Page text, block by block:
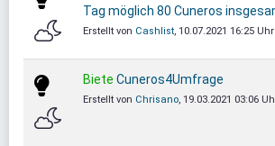
Tag möglich 80 Cuneros
Erstellt von Cashlist , 10.07.2021 16:25 Uhr
Biete Cuneros4Umfrage
Erstellt von Chrisano , 19.03.2021 03:06